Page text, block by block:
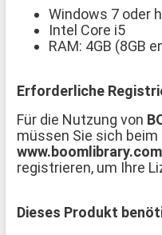
Windows 7 oder
Intel Core i5
RAM: 4GB (8GB
Erforderliche
Für die Nutzung von
müssen Sie sich
www.boomlibrary.com
registrieren, um Ihre
Dieses Produkt